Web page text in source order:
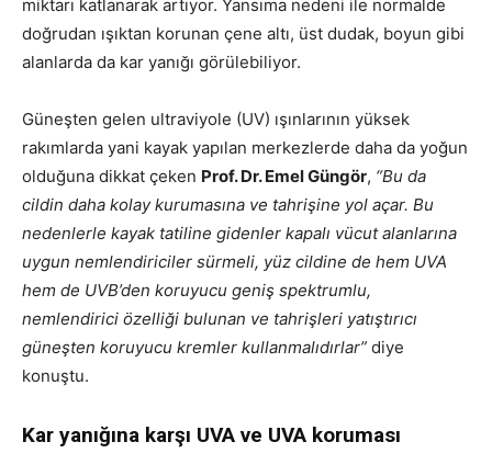
miktarı katlanarak artıyor. Yansıma nedeni ile normalde
doğrudan ışıktan korunan çene altı, üst dudak, boyun gibi
alanlarda da kar yanığı görülebiliyor.
Güneşten gelen ultraviyole (UV) ışınlarının yüksek
rakımlarda yani kayak yapılan merkezlerde daha da yoğun
olduğuna dikkat çeken Prof. Dr. Emel Güngör, “Bu da
cildin daha kolay kurumasına ve tahrişine yol açar. Bu
nedenlerle kayak tatiline gidenler kapalı vücut alanlarına
uygun nemlendiriciler sürmeli, yüz cildine de hem UVA
hem de UVB’den koruyucu geniş spektrumlu,
nemlendirici özelliği bulunan ve tahrişleri yatıştırıcı
güneşten koruyucu kremler kullanmalıdırlar” diye
konuştu.
Kar yanığına karşı UVA ve UVA koruması